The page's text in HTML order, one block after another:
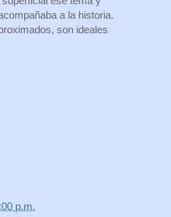
a la historia.
son ideales
p.m.